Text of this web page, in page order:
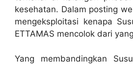
kesehatan. Dalam posting
mengeksploitasi kenapa
ETTAMAS mencolok dari
Yang membandingkan